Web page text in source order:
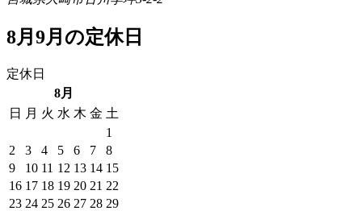
8月9月の定休日
定休日
8月
日
月 火 水 木 金 土
1
2
3 4 5 6 7
8
9
10 11 12 13 14 15
16 17 18 19 20 21 22
23 24 25 26 27 28 29